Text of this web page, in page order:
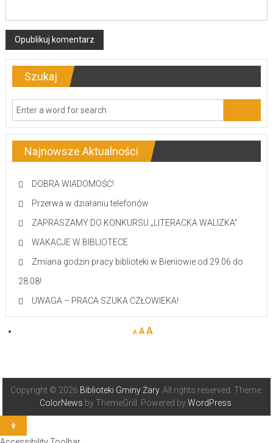
Szukaj
Najnowsze Aktualności
DOBRA WIADOMOŚĆ!
Przerwa w działaniu telefonów
ZAPRASZAMY DO KONKURSU „LITERACKA WALIZKA”
WAKACJE W BIBLIOTECE
Zmiana godzin pracy biblioteki w Bieniowie od 29.06 do
28.08!
UWAGA – PRACA SZUKA CZŁOWIEKA!
A A A
Copyright © 2026 Biblioteki Gminy Żary. All rights reserved. Theme:
ColorNews by ThemeGrill. Powered byWordPress